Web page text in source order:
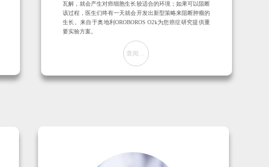
瓦解，就会产生对癌细胞生长较适合的环境；如果可以阻断
该过程，医生们终有一天就会开发出新型策略来阻断肿瘤的
生长。来自于奥地利OROBOROS O2k为您癌症研究提供重
要实验方案。
查阅方案